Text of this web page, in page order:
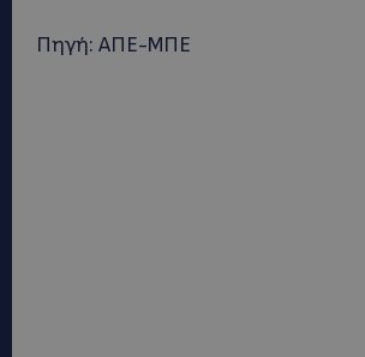
Πηγή: ΑΠΕ-ΜΠΕ